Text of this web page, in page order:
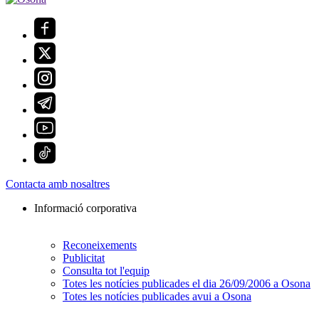
Contacta amb nosaltres
Informació corporativa
Reconeixements
Publicitat
Consulta tot l'equip
Totes les notícies publicades el dia 26/09/2006 a Osona
Totes les notícies publicades avui a Osona